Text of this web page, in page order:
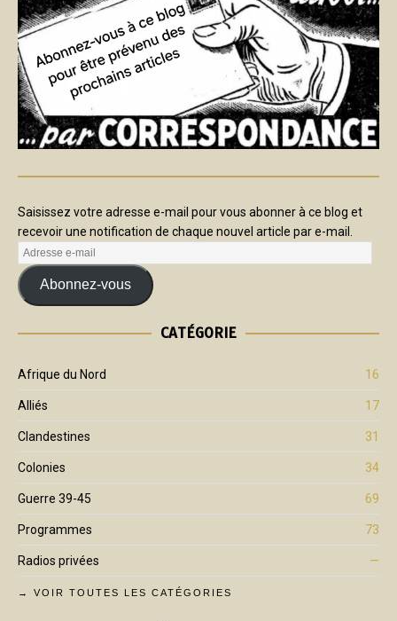
Saisissez votre adresse e-mail pour vous abonner à ce blog et
recevoir une notification de chaque nouvel article par e-mail.
Abonnez-vous
CATÉGORIE
Afrique du Nord 16
Alliés 17
Clandestines 31
Colonies 34
Guerre 39-45 69
Programmes 73
Radios privées —
→ VOIR TOUTES LES CATÉGORIES